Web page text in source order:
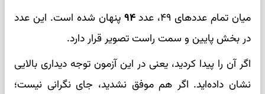
میان تمام عددهای ۴۹، عدد ۹۴ پنهان شده است. این عدد
در بخش پایین و سمت راست تصویر قرار دارد.
اگر آن را پیدا کردید، یعنی در این آزمون توجه دیداری بالایی
نشان داده‌اید. اگر هم موفق نشدید، جای نگرانی نیست؛